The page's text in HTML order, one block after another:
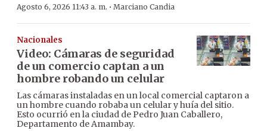
Agosto 6, 2026 11:43 a. m. · Marciano Candia
Nacionales
Video: Cámaras de seguridad
de un comercio captan a un
hombre robando un celular
Las cámaras instaladas en un local comercial captaron a
un hombre cuando robaba un celular y huía del sitio.
Esto ocurrió en la ciudad de Pedro Juan Caballero,
Departamento de Amambay.